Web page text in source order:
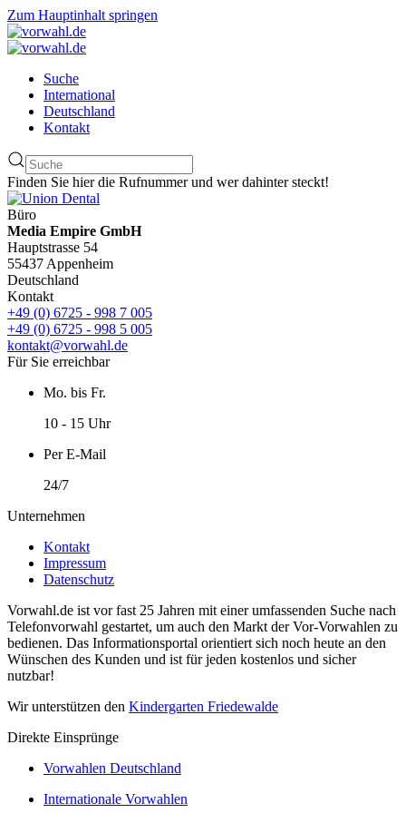
Zum Hauptinhalt springen
Suche
International
Deutschland
Kontakt
Finden Sie hier die Rufnummer und wer dahinter steckt!
Büro
Media Empire GmbH
Hauptstrasse 54
55437 Appenheim
Deutschland
Kontakt
+49 (0) 6725 - 998 7 005
+49 (0) 6725 - 998 5 005
kontakt@vorwahl.de
Für Sie erreichbar
Mo. bis Fr.
10 - 15 Uhr
Per E-Mail
24/7
Unternehmen
Kontakt
Impressum
Datenschutz
Vorwahl.de ist vor fast 25 Jahren mit einer umfassenden Suche nach
Telefonvorwahl gestartet, um auch den Markt der Vor-Vorwahlen zu
bedienen. Das Informationsportal orientiert sich noch heute an den
Wünschen des Kunden und ist für jeden kostenlos und sicher
nutzbar!
Wir unterstützen den Kindergarten Friedewalde
Direkte Einsprünge
Vorwahlen Deutschland
Internationale Vorwahlen